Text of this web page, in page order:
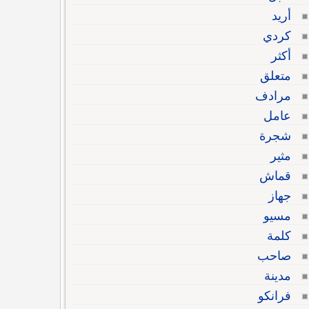
أريد
كردي
أكثر
متعلق
مرادف
عامل
شجرة
مثير
قماش
جهاز
مسيو
كلمة
صاحب
مدينة
فرانكو